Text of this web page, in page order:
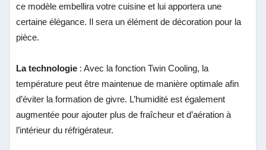
ce modèle embellira votre cuisine et lui apportera une
certaine élégance. Il sera un élément de décoration pour la
pièce.
La technologie : Avec la fonction Twin Cooling, la
température peut être maintenue de manière optimale afin
d’éviter la formation de givre. L’humidité est également
augmentée pour ajouter plus de fraîcheur et d’aération à
l’intérieur du réfrigérateur.